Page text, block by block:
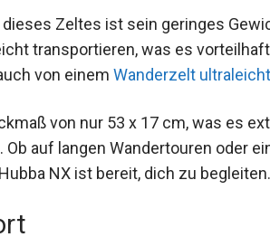
Zeltes ist sein geringes
transportieren, was es
von einem Wanderzelt ultraleicht
von nur 53 x 17 cm, was es
auf langen Wandertouren oder
NX ist bereit, dich zu begleiten.